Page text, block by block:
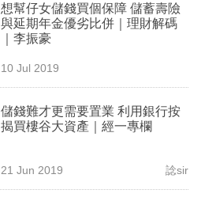
想幫仔女儲錢買個保障 儲蓄壽險
與延期年金優劣比併｜理財解碼
｜李振豪
10 Jul 2019
儲錢難才更需要置業 利用銀行按
揭買樓谷大資產｜經一專欄
21 Jun 2019 諗sir